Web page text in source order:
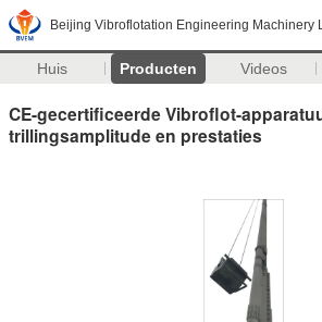
Beijing Vibroflotation Engineering Machinery
Huis Producten Videos
CE-gecertificeerde Vibroflot-
trillingsamplitude en prestaties